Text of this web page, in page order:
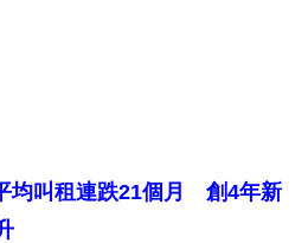
均叫租連跌21個月 創4年新